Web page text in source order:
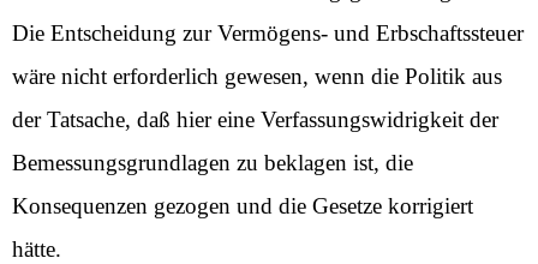
Die Entscheidung zur Vermögens- und Erbschaftssteuer
wäre nicht erforderlich gewesen, wenn die Politik aus
der Tatsache, daß hier eine Verfassungswidrigkeit der
Bemessungsgrundlagen zu beklagen ist, die
Konsequenzen gezogen und die Gesetze korrigiert
hätte.